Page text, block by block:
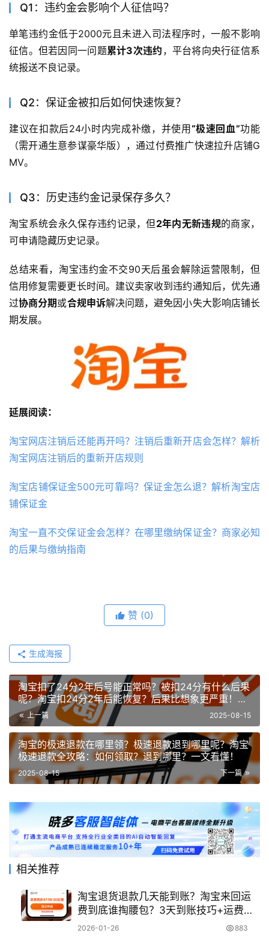
Q1：违约金会影响个人征信吗？
单笔违约金低于2000元且未进入司法程序时，一般不影响
征信。但若因同一问题累计3次违约 ，平台将向央行征信系
统报送不良记录。
Q2：保证金被扣后如何快速恢复？
建议在扣款后24小时内完成补缴，并使用“极速回血”功能
（需开通生意参谋豪华版），通过付费推广快速拉升店铺G
MV。
Q3：历史违约金记录保存多久？
淘宝系统会永久保存违约记录，但2年内无新违规的商家，
可申请隐藏历史记录。
总结来看，淘宝违约金不交90天后虽会解除运营限制，但
信用修复需要更长时间。建议卖家收到违约通知后，优先通
过协商分期或合规申诉解决问题，避免因小失大影响店铺长
期发展。
延展阅读：
淘宝网店注销后还能再开吗？注销后重新开店会怎样？解析
淘宝网店注销后的重新开店规则
淘宝店铺保证金500元可靠吗？保证金怎么退？解析淘宝店
铺保证金
淘宝一直不交保证金会怎样？在哪里缴纳保证金？商家必知
的后果与缴纳指南
赞 (0)
生成海报
淘宝扣了24分2年后号能正常吗？被扣24分有什么后果
呢？淘宝扣24分2年后能恢复？后果比想象更严重！3
招教你紧急补救！
上一篇 2025-08-15
淘宝的极速退款在哪里领？极速退款退到哪里呢？淘宝
极速退款全攻略：如何领取？退到哪里？一文看懂！
下一篇
2025-08-15
相关推荐
淘宝退货退款几天能到账？淘宝来回运
费到底谁掏腰包？3天到账技巧+运费责
任判定全解，超时自动退款与维权指南
2026-01-26 883